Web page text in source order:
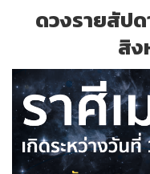
ดวงรายสัปด
สิง